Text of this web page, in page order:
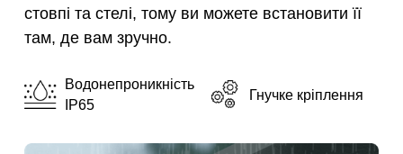
стовпі та стелі, тому ви можете встановити її
там, де вам зручно.
Водонепроникність
IP65
Гнучке кріплення